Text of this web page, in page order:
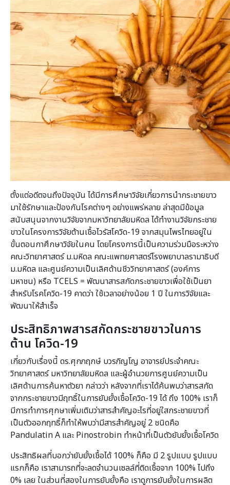
ตั้งแต่อดีตจนถึงปัจจุบัน ได้มีการศึกษาวิจัยเกี่ยวการนำกระชายขาว
มาใช้รักษาและป้องกันโรคต่างๆ อย่างแพร่หลาย ล่าสุดมีข้อมูล
สนับสนุนจากงานวิจัยจากมหาวิทยาลัยมหิดล ได้ทำงานวิจัยกระชาย
ขาวในโครงการวิจัยต้านเชื้อไวรัสโควิด-19 จากสมุนไพรไทยอยู่ใน
ขั้นตอนกาศึกษาวิจัยในคน โดยโครงการนี้เป็นความร่วมมือระหว่าง
คณะวิทยาศาสตร์ ม.มหิดล คณะแพทยศาสตร์โรงพยาบาลรามาธิบดี
ม.มหิดล และศูนย์ความเป็นเลิศด้านชีววิทยาศาสตร์ (องค์การ
มหาชน) หรือ TCELS = พัฒนาสารสกัดกระชายขาวเพื่อใช้เป็นยา
สำหรับโรคโควิด-19 คาดว่า ใช้เวลาอย่างน้อย 1 ปี ในการวิจัยและ
พัฒนาให้สำเร็จ
ประสิทธิภาพสารสกัดกระชายขาวในการ
ต้าน โควิด-19
เกี่ยวกับเรื่องนี้ ดร.ศุกภฤกษ์ บวรภิญโญ อาจารย์ประจำคณะ
วิทยาศาสตร์ มหาวิทยาลัยมหิดล และผู้อำนวยการศูนย์ความเป็น
เลิศด้านการค้นหาตัวยา กล่าวว่า หลังจากที่เราได้ค้นพบว่าสารสกัด
จากกระชายขาวมีฤทธิ์ในการยับยั้งเชื้อโควิด-19 ได้ ถึง 100% เราก็
มีการทำการศุกษาเพิ่มเติมว่าสารสำคัญอะไรที่อยู่ใสกระชายขาวที่
เป็นตัวออกฤทธิ์ก็ทำให้พบว่ามีสารสำคัญอยู่ 2 ชนิดคือ
Pandulatin A และ Pinostrobin ทำหน้าที่เป็นตัวยับยั้งเชื้อโควิด
ประสิทธิผลที่บอกว่ายับยั้งเชื้อได้ 100% ก็คือ มี 2 รูปแบบ รูปแบบ
แรกก็คือ เราสามารถที่จะลดจำนวนเซลล์ที่ติดเชื้อจาก 100% ไปถึง
0% เลย ในส่วนที่สองในการยับยั้งคือ เราดูการยับยั้งในการผลิต